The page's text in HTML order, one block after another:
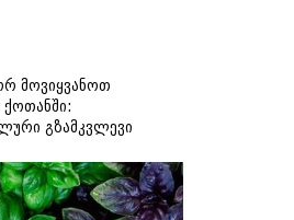
მოვიყვანოთ
ქოთანში:
გზამკვლევი